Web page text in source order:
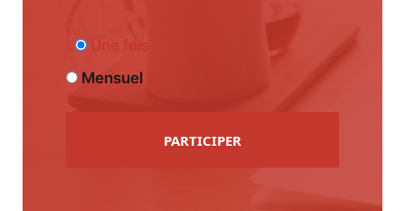
Mensuel
PARTICIPER